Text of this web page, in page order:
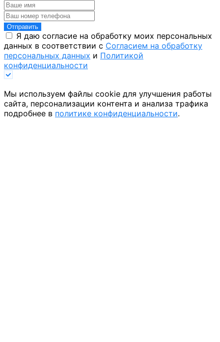
Отправить
Я даю согласие на обработку моих персональных
данных в соответствии с Согласием на обработку
персональных данных и Политикой
конфиденциальности
Мы используем файлы cookie для улучшения работы
сайта, персонализации контента и анализа трафика
подробнее в политике конфиденциальности.